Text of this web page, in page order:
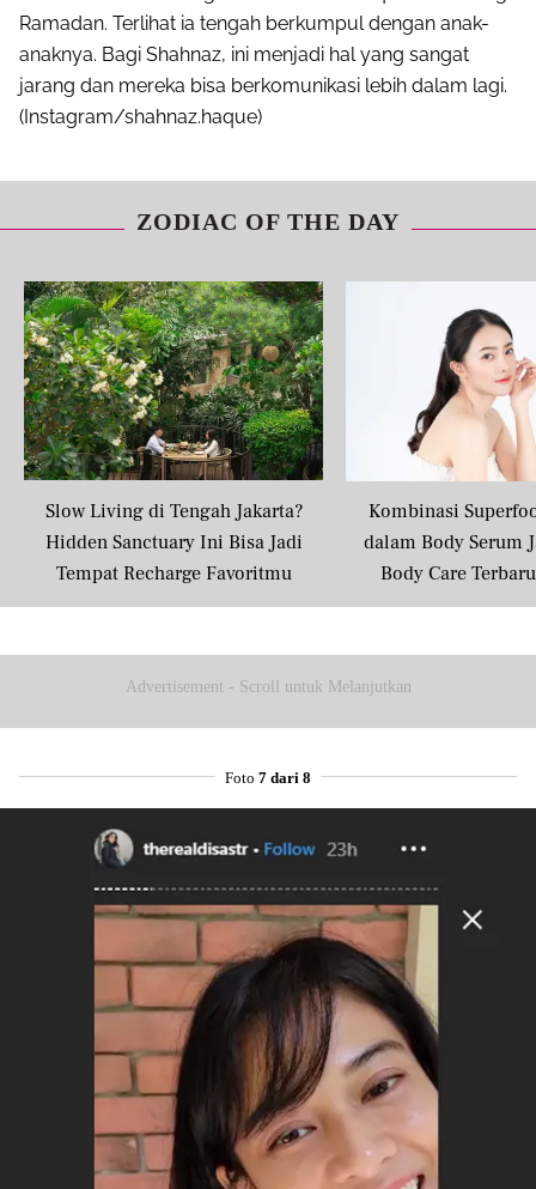
Ramadan. Terlihat ia tengah berkumpul dengan anak-
anaknya. Bagi Shahnaz, ini menjadi hal yang sangat
jarang dan mereka bisa berkomunikasi lebih dalam lagi.
(Instagram/shahnaz.haque)
ZODIAC OF THE DAY
Slow Living di Tengah Jakarta?
Hidden Sanctuary Ini Bisa Jadi
Tempat Recharge Favoritmu
Kombinasi
dalam Body Serum
Body Care
Masyarakat
Advertisement - Scroll untuk Melanjutkan
Foto 7 dari 8